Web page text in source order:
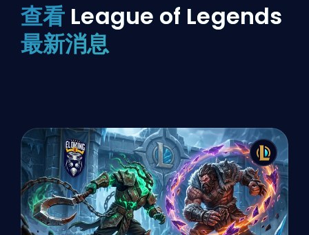
查看 League of Legends
最新消息